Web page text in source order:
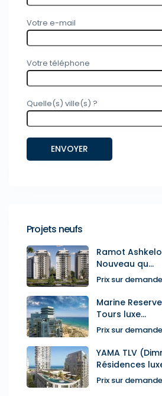
Votre e-mail
Votre téléphone
Quelle(s) ville(s) ?
Projets neufs
Ramot
Nouveau qu...
Prix sur demande
Marine
Tours luxe...
Prix sur demande
YAMA TLV
Résidences
Prix sur demande